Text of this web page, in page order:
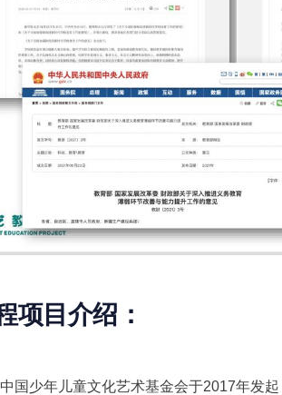
项目介绍：
中国少年儿童文化艺术基金会于2017年发